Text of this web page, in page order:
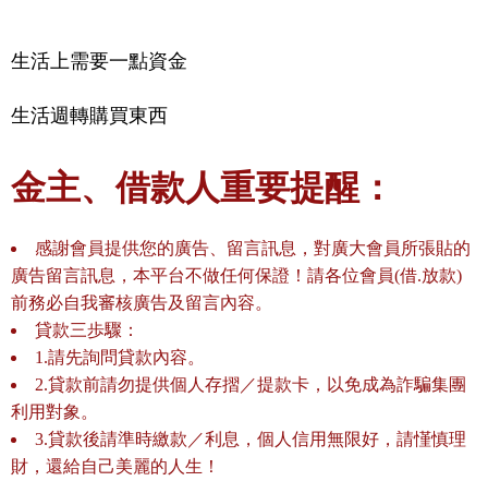
生活上需要一點資金
生活週轉購買東西
金主、借款人重要提醒：
感謝會員提供您的廣告、留言訊息，對廣大會員所張貼的
廣告留言訊息，本平台不做任何保證！請各位會員(借.放款)
前務必自我審核廣告及留言內容。
貸款三歩驟：
1.請先詢問貸款內容。
2.貸款前請勿提供個人存摺／提款卡，以免成為詐騙集團
利用對象。
3.貸款後請準時繳款／利息，個人信用無限好，請慬慎理
財，還給自己美麗的人生！